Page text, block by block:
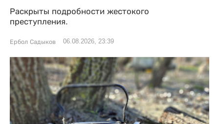
Раскрыты подробности жестокого
преступления.
Ербол Садыков 06.08.2026, 23:39